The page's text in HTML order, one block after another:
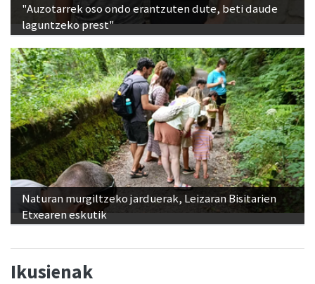
"Auzotarrek oso ondo erantzuten dute, beti daude
laguntzeko prest"
Naturan murgiltzeko jarduerak, Leizaran Bisitarien
Etxearen eskutik
Ikusienak